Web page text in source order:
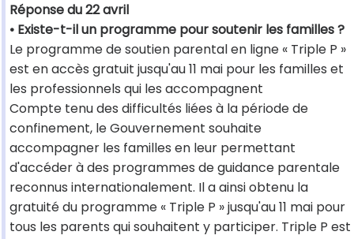
Réponse du 22 avril
• Existe-t-il un programme pour soutenir les familles ?
Le programme de soutien parental en ligne « Triple P »
est en accès gratuit jusqu'au 11 mai pour les familles et
les professionnels qui les accompagnent
Compte tenu des difficultés liées à la période de
confinement, le Gouvernement souhaite
accompagner les familles en leur permettant
d'accéder à des programmes de guidance parentale
reconnus internationalement. Il a ainsi obtenu la
gratuité du programme « Triple P » jusqu'au 11 mai pour
tous les parents qui souhaitent y participer. Triple P est